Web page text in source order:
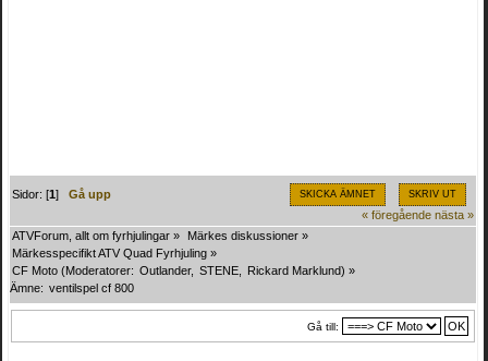
SKICKA ÄMNET SKRIV UT
Sidor: [1]Gå upp
« föregående nästa »
ATVForum, allt om fyrhjulingar » Märkes diskussioner »
Märkesspecifikt ATV Quad Fyrhjuling »
CF Moto (Moderatorer: Outlander, STENE Rickard Marklund) »
Ämne: ventilspel cf 800
Gå till: